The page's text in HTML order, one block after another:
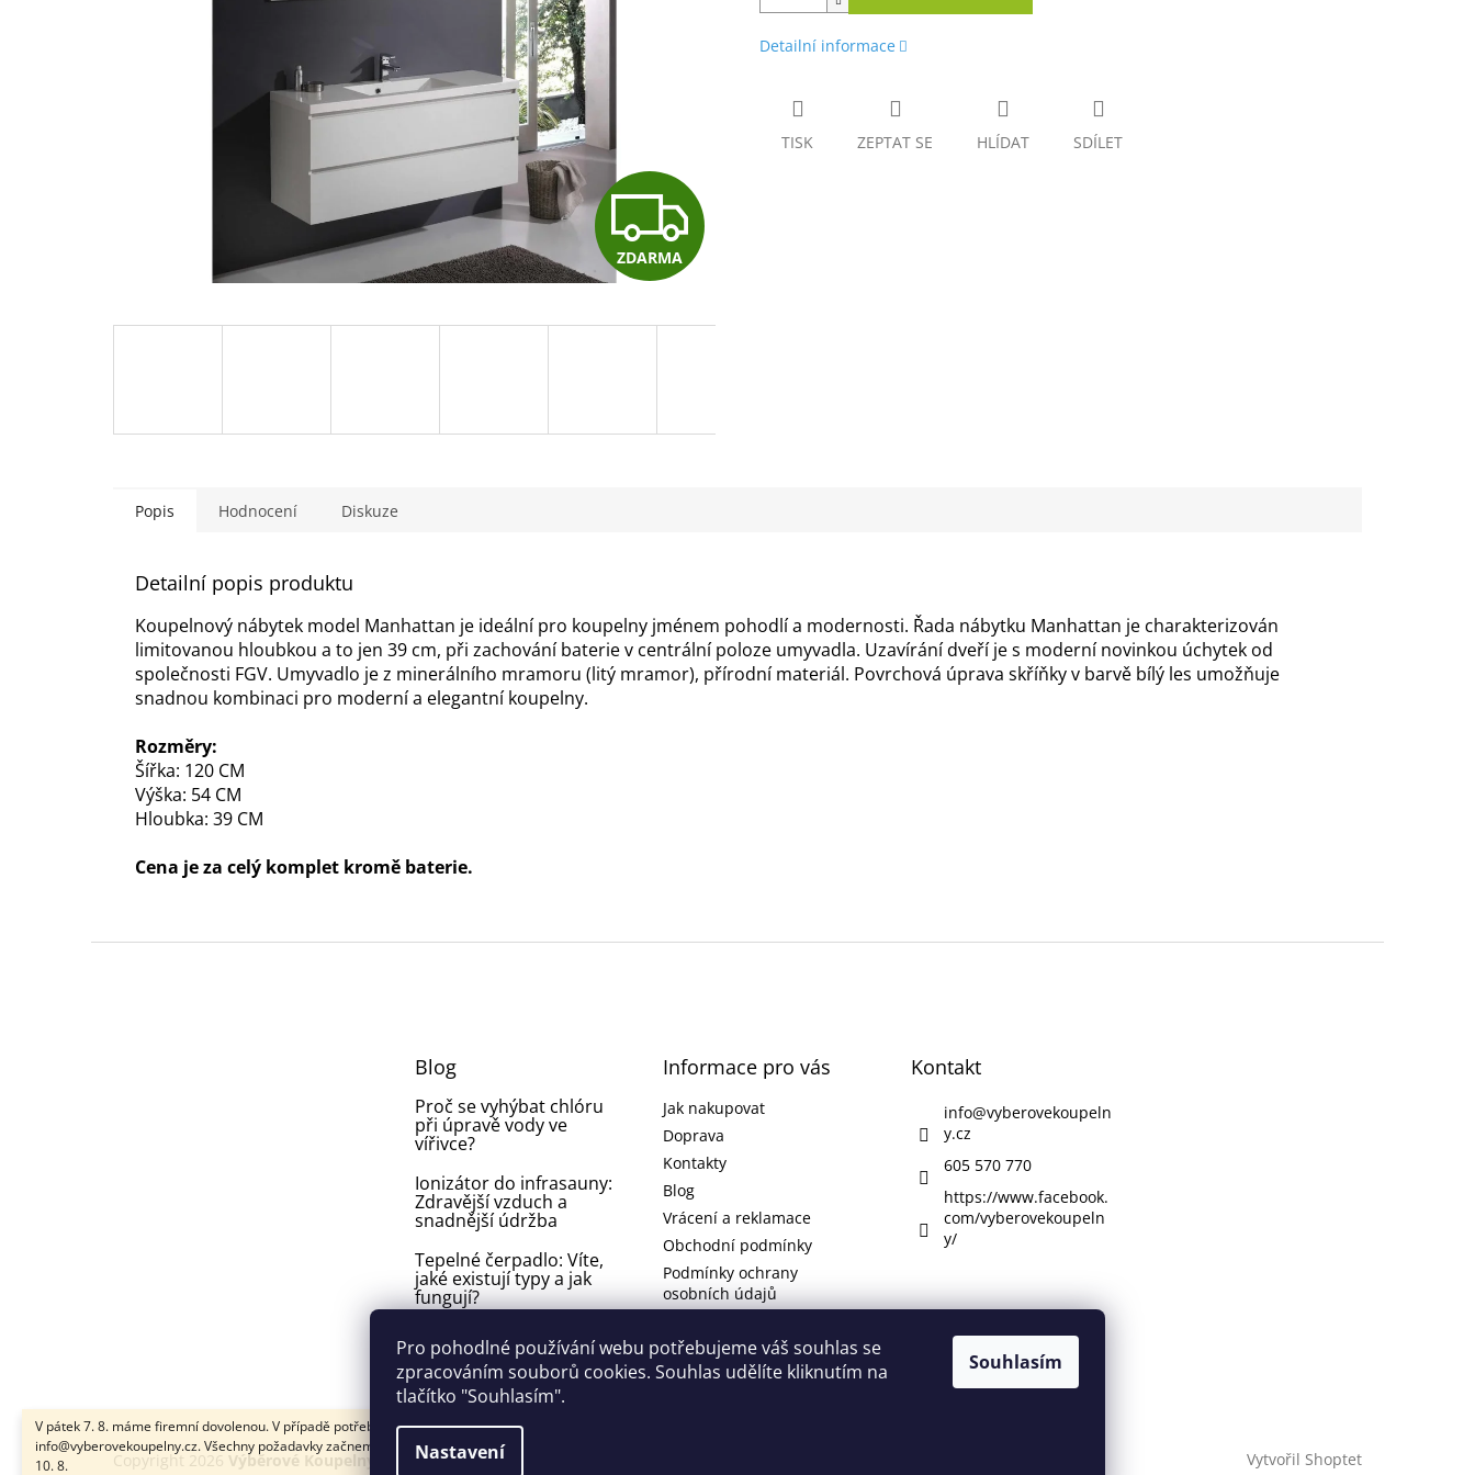
Pro pohodlné používání webu potřebujeme váš souhlas se
zpracováním souborů cookies. Souhlas udělíte kliknutím na
tlačítko "Souhlasím".
Nastavení
Souhlasím
V pátek 7. 8. máme firemní dovolenou. V případě potřeby nám napište na
info@vyberovekoupelny.cz. Všechny požadavky začneme vyřizovat v pondělí
10. 8.
Z
D
R
ZDARMA
Detailní informace
TISK ZEPTAT SE HLÍDAT SDÍLET
Popis Hodnocení Diskuze
Detailní popis produktu
Koupelnový nábytek model Manhattan je ideální pro koupelny jménem pohodlí a modernosti. Řada nábytku Manhattan je charakterizován
limitovanou hloubkou a to jen 39 cm, při zachování baterie v centrální poloze umyvadla. Uzavírání dveří je s moderní novinkou úchytek od
společnosti FGV. Umyvadlo je z minerálního mramoru (litý mramor), přírodní materiál. Povrchová úprava skříňky v barvě bílý les umožňuje
snadnou kombinaci pro moderní a elegantní koupelny.
Rozměry:
Šířka: 120 CM
Výška: 54 CM
Hloubka: 39 CM
Cena je za celý komplet kromě baterie.
Blog
Proč se vyhýbat chlóru
při úpravě vody ve
vířivce?
Ionizátor do infrasauny:
Zdravější vzduch a
snadnější údržba
Tepelné čerpadlo: Víte,
jaké existují typy a jak
fungují?
Plíseň v koupelně nebo
ve vířivce: jak se jí
vyhnout a odstranit ji?
Informace pro vás
Jak nakupovat
Doprava
Kontakty
Blog
Vrácení a reklamace
Obchodní podmínky
Podmínky ochrany
osobních údajů
Kontakt
info@vyberovekoupeln
y.cz
605 570 770
https://www.facebook.
com/vyberovekoupeln
y/
Vytvořil Shoptet
Copyright 2026 Výběrové Koupelny . Všechna práva vyhrazena.